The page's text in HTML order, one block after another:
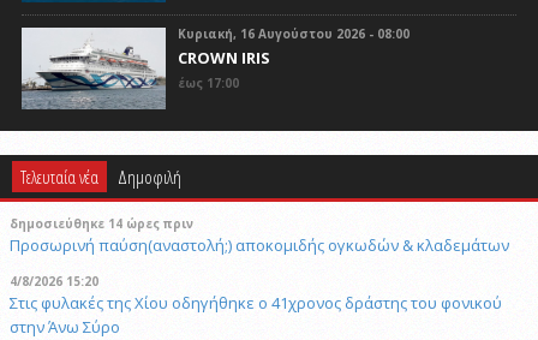
Κυριακή, 16 Αυγούστου 2026 - 08:00
CROWN IRIS
έως 17:00
Τελευταία νέα Δημοφιλή
δημοσιεύθηκε 14 ώρες πριν
Προσωρινή παύση(αναστολή;) αποκομιδής ογκωδών & κλαδεμάτων
4/8/2026 15:20
Στις φυλακές της Χίου οδηγήθηκε ο 41χρονος δράστης του φονικού
στην Άνω Σύρο